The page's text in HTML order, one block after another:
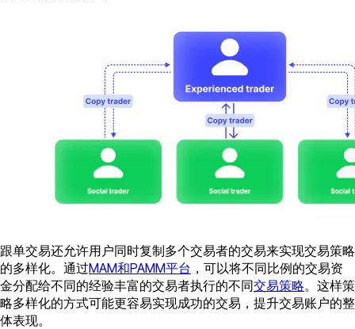
跟单交易还允许用户同时复制多个交易者的交易来实现交易策略
的多样化。通过MAM和PAMM平台 ，可以将不同比例的交易资
金分配给不同的经验丰富的交易者执行的不同交易策略。这样策
略多样化的方式可能更容易实现成功的交易，提升交易账户的整
体表现。